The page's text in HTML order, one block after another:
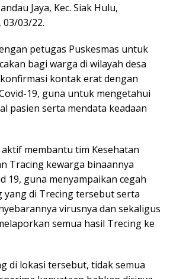
Jaya, Kec. Siak Hulu,
03/03/22.
petugas Puskesmas untuk
bagi warga di wilayah desa
kontak erat dengan
19, guna untuk mengetahui
pasien serta mendata keadaan
membantu tim Kesehatan
Tracing kewarga binaannya
19, guna menyampaikan cegah
di Trecing tersebut serta
virusnya dan sekaligus
semua hasil Trecing ke
di lokasi tersebut, tidak semua